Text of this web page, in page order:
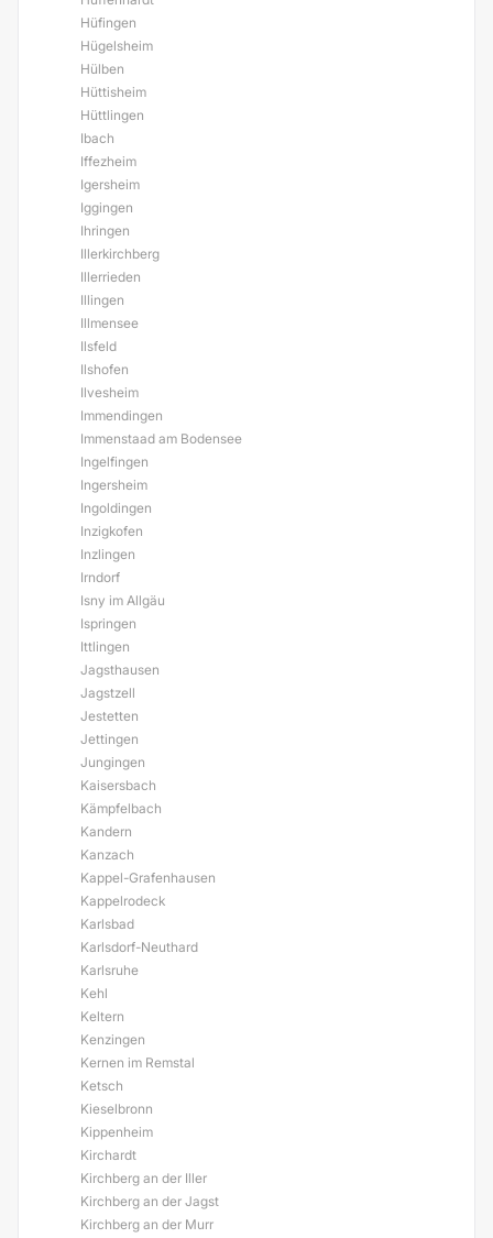
Hüfingen
Hügelsheim
Hülben
Hüttisheim
Hüttlingen
Ibach
Iffezheim
Igersheim
Iggingen
Ihringen
Illerkirchberg
Illerrieden
Illingen
Illmensee
Ilsfeld
Ilshofen
Ilvesheim
Immendingen
Immenstaad am Bodensee
Ingelfingen
Ingersheim
Ingoldingen
Inzigkofen
Inzlingen
Irndorf
Isny im Allgäu
Ispringen
Ittlingen
Jagsthausen
Jagstzell
Jestetten
Jettingen
Jungingen
Kaisersbach
Kämpfelbach
Kandern
Kanzach
Kappel-Grafenhausen
Kappelrodeck
Karlsbad
Karlsdorf-Neuthard
Karlsruhe
Kehl
Keltern
Kenzingen
Kernen im Remstal
Ketsch
Kieselbronn
Kippenheim
Kirchardt
Kirchberg an der Iller
Kirchberg an der Jagst
Kirchberg an der Murr